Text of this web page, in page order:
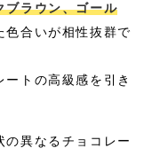
ブラウン、ゴール
色合いが相性抜群で
トの高級感を引き
の異なるチョコレー